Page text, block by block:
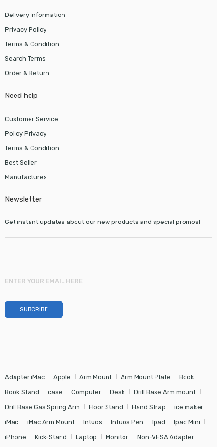
Delivery Information
Privacy Policy
Terms & Condition
Search Terms
Order & Return
Need help
Customer Service
Policy Privacy
Terms & Condition
Best Seller
Manufactures
Newsletter
Get instant updates about our new products and special promos!
Adapter iMac Apple Arm Mount Arm Mount Plate Book
Book Stand case Computer Desk Drill Base Arm mount
Drill Base Gas Spring Arm Floor Stand Hand Strap ice maker
iMac iMac Arm Mount Intuos Intuos Pen Ipad Ipad Mini
iPhone Kick-Stand Laptop Monitor Non-VESA Adapter